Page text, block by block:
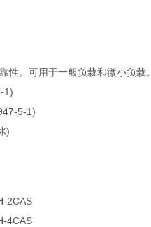
性。可用于一般负载和微小负载。
1)
5-1)
)
2CAS
4CAS